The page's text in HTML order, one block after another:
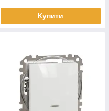
Купити